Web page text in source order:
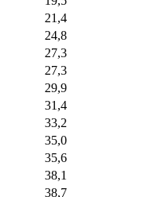
21,4
24,8
27,3
27,3
29,9
31,4
33,2
35,0
35,6
38,1
38,7